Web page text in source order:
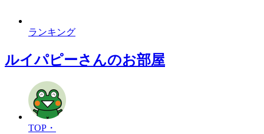
ランキング
ルイパピーさんのお部屋
TOP・